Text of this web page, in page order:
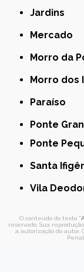
Jardins
Mercado
Morro da
Morro
Paraíso
Ponte
Ponte
Santa
Vila
O conteúdo do texto "
reservado. Sua
a autorização do autor.